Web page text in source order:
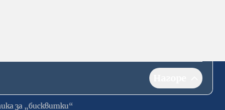
за „бисквитки“